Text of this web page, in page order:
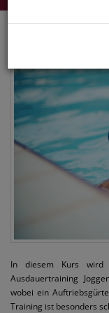
In diesem Kurs wird
Ausdauertraining
wobei ein
Training ist besonders